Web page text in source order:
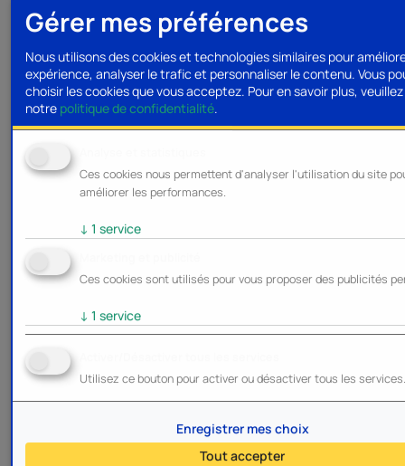
Gérer mes préférences
Nous utilisons des cookies et technologies similaires pour
expérience, analyser le trafic et personnaliser le contenu. Vous
choisir les cookies que vous acceptez. Pour en savoir plus,
notre politique de confidentialité.
Ces cookies nous permettent d'analyser l'utilisation du site
améliorer les performances.
↓ 1 service
Ces cookies sont utilisés pour vous proposer des publicités
↓ 1 service
Utilisez ce bouton pour activer ou désactiver tous les services.
Enregistrer mes choix
Tout accepter